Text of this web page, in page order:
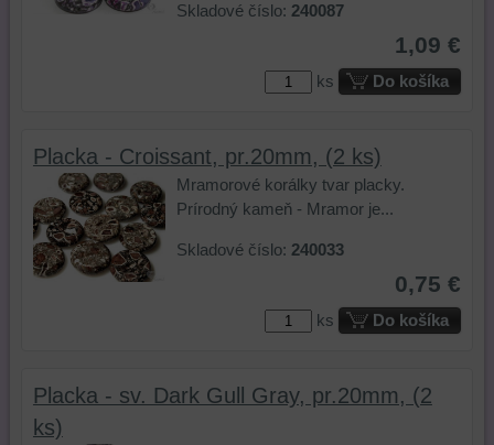
Skladové číslo: 240087
1,09 €
ks Do košíka
Placka - Croissant, pr.20mm, (2 ks)
Mramorové korálky tvar placky.
Prírodný kameň - Mramor je...
Skladové číslo: 240033
0,75 €
ks Do košíka
Placka - sv. Dark Gull Gray, pr.20mm, (2
ks)